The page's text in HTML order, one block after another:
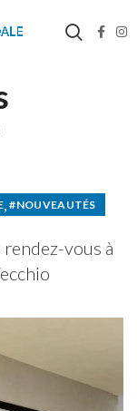
,#NOUVEAUTÉS
vous à